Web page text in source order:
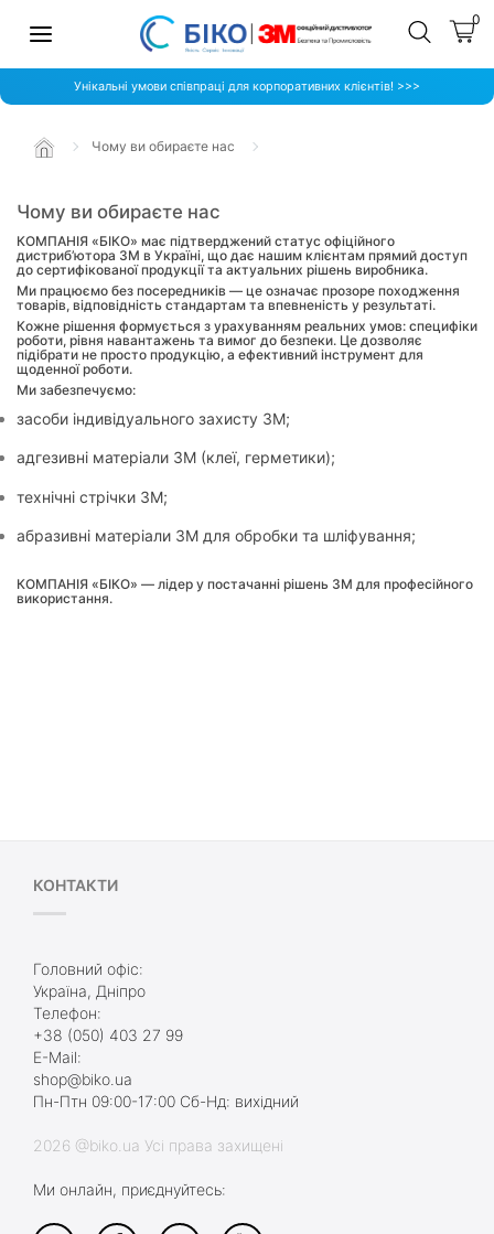
0
Унікальні умови співпраці для корпоративних клієнтів! >>>
Чому ви обираєте нас
Чому ви обираєте нас
КОМПАНІЯ «БІКО» має підтверджений статус офіційного
дистриб’ютора 3M в Україні, що дає нашим клієнтам прямий доступ
до сертифікованої продукції та актуальних рішень виробника.
Ми працюємо без посередників — це означає прозоре походження
товарів, відповідність стандартам та впевненість у результаті.
Кожне рішення формується з урахуванням реальних умов: специфіки
роботи, рівня навантажень та вимог до безпеки. Це дозволяє
підібрати не просто продукцію, а ефективний інструмент для
щоденної роботи.
Ми забезпечуємо:
засоби індивідуального захисту 3M;
адгезивні матеріали 3M (клеї, герметики);
технічні стрічки 3M;
абразивні матеріали 3M для обробки та шліфування;
КОМПАНІЯ «БІКО» — лідер у постачанні рішень 3M для професійного
використання.
КОНТАКТИ
Головний офіс:
Україна, Дніпро
Телефон:
+38 (050) 403 27 99
E-Mail:
shop@biko.ua
Пн-Птн 09:00-17:00 Сб-Нд: вихідний
2026 @biko.ua Усі права захищені
Ми онлайн, приєднуйтесь: